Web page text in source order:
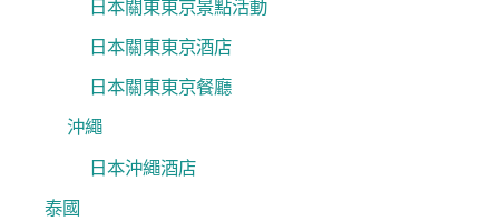
日本關東東京景點活動
日本關東東京酒店
日本關東東京餐廳
沖繩
日本沖繩酒店
泰國